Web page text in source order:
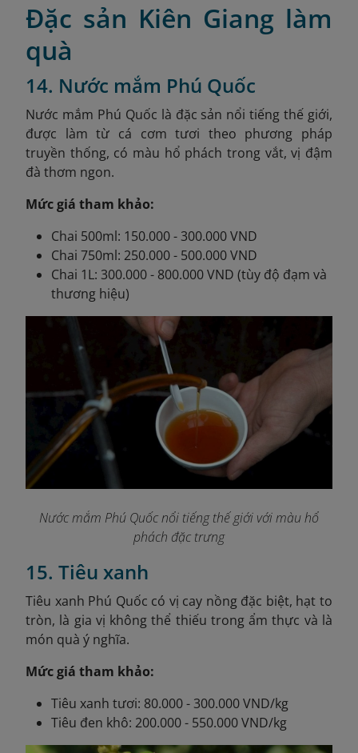
Đặc sản Kiên Giang làm
quà
14. Nước mắm Phú Quốc
Nước mắm Phú Quốc là đặc sản nổi tiếng thế giới,
được làm từ cá cơm tươi theo phương pháp
truyền thống, có màu hổ phách trong vắt, vị đậm
đà thơm ngon.
Mức giá tham khảo:
Chai 500ml: 150.000 - 300.000 VND
Chai 750ml: 250.000 - 500.000 VND
Chai 1L: 300.000 - 800.000 VND (tùy độ đạm và
thương hiệu)
Nước mắm Phú Quốc nổi tiếng thế giới với màu hổ
phách đặc trưng
15. Tiêu xanh
Tiêu xanh Phú Quốc có vị cay nồng đặc biệt, hạt to
tròn, là gia vị không thể thiếu trong ẩm thực và là
món quà ý nghĩa.
Mức giá tham khảo:
Tiêu xanh tươi: 80.000 - 300.000 VND/kg
Tiêu đen khô: 200.000 - 550.000 VND/kg